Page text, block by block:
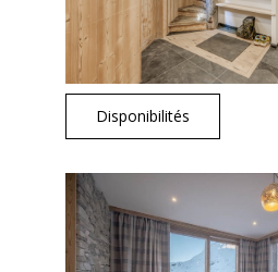
Disponibilités